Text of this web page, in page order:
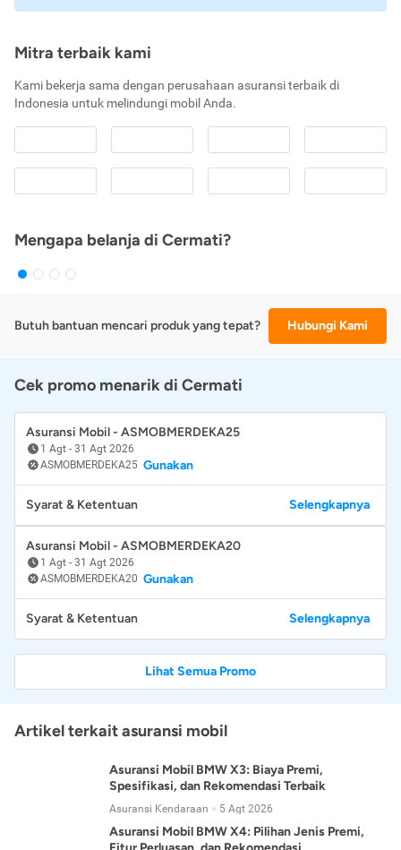
Mitra terbaik kami
Kami bekerja sama dengan perusahaan asuransi terbaik di
Indonesia untuk melindungi mobil Anda.
Mengapa belanja di Cermati?
Butuh bantuan mencari produk yang tepat? Hubungi Kami
Cek promo menarik di Cermati
Asuransi Mobil - ASMOBMERDEKA25
1 Agt - 31 Agt 2026
ASMOBMERDEKA25 Gunakan
Syarat & Ketentuan Selengkapnya
Asuransi Mobil - ASMOBMERDEKA20
1 Agt - 31 Agt 2026
ASMOBMERDEKA20 Gunakan
Syarat & Ketentuan Selengkapnya
Lihat Semua Promo
Artikel terkait asuransi mobil
Asuransi Mobil BMW X3: Biaya Premi,
Spesifikasi, dan Rekomendasi Terbaik
Asuransi Kendaraan 5 Agt 2026
Asuransi Mobil BMW X4: Pilihan Jenis Premi,